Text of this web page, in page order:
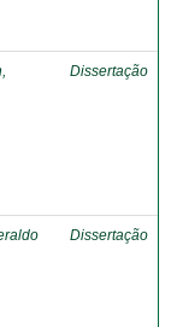
Dissertação
Dissertação